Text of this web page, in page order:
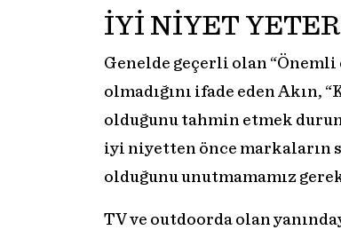
İYİ NİYET
Genelde geçerli olan
olmadığını ifade eden Akın,
olduğunu tahmin etmek
iyi niyetten önce markaların
olduğunu unutmamamız
TV ve outdoorda olan